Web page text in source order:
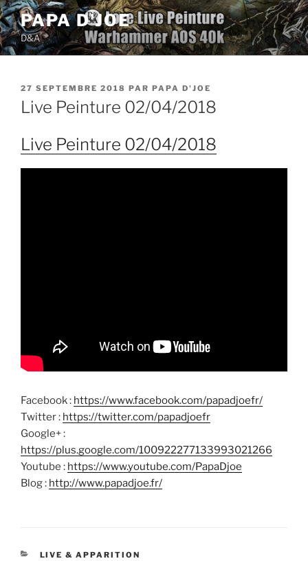
Aller
au
contenu
principal
PAPA D'JOE
D&A
PUBLIÉ
LE
27 SEPTEMBRE 2018 PAR PAPA D'JOE
Live Peinture 02/04/2018
Live Peinture 02/04/2018
Facebook : https://www.facebook.com/papadjoefr/
Twitter : https://twitter.com/papadjoefr
Google+ :
https://plus.google.com/100922277133993021266
Youtube : https://www.youtube.com/PapaDjoe
Blog : http://www.papadjoe.fr/
CATÉGORIES
LIVE & APPARITION